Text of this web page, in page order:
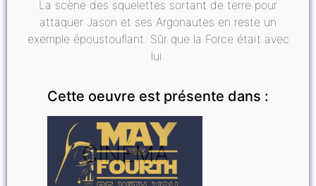
La scène des squelettes sortant de terre pour
attaquer Jason et ses Argonautes en reste un
exemple époustouflant. Sûr que la Force était avec
lui.
Cette oeuvre est présente dans :
CINÉMA